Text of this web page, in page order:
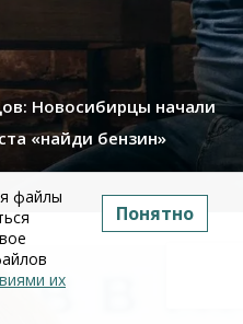
Новосибирцы начали
«найди бензин»
файлы
их
Понятно